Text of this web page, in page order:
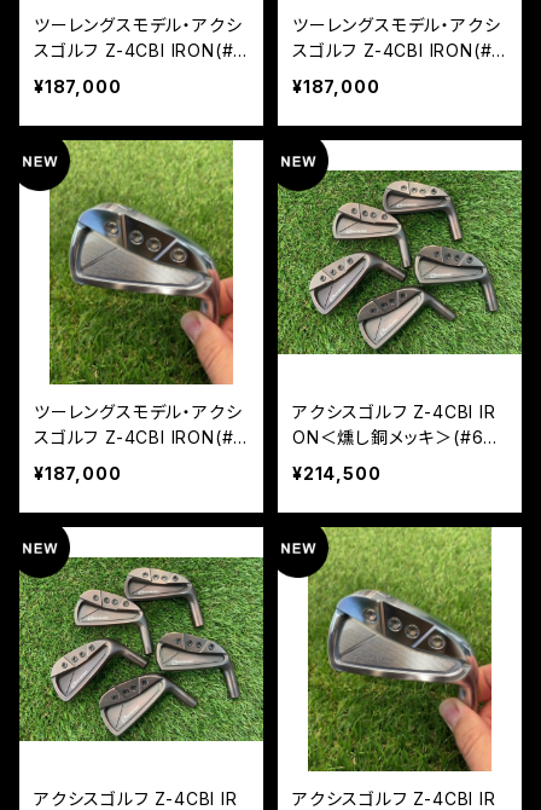
ツーレングスモデル・アクシ
スゴルフ Z-4CBI IRON(#6
~PW/5本組)NS850 NEO
¥187,000
ツーレングスモデル・アクシ
スゴルフ Z-4CBI IRON(#6
~PW/5本組)NS950 NEO
¥187,000
ツーレングスモデル・アクシ
スゴルフ Z-4CBI IRON(#6
~PW/5本組)モーダス105
¥187,000
アクシスゴルフ Z-4CBI IR
ON＜燻し銅メッキ＞(#6~P
W/5本組)モーダス105
¥214,500
アクシスゴルフ Z-4CBI IR
アクシスゴルフ Z-4CBI IR